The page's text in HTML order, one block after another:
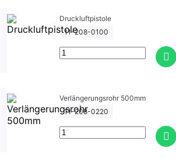
Druckluftpistole
11-208-0100
Verlängerungsrohr 500mm
11-208-0220